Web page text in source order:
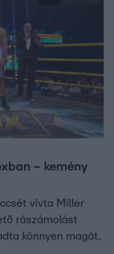
– kemény
vívta Miller
rászámolást
könnyen magát.